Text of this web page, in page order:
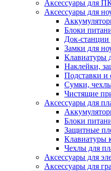
Аксессуары для
Аксессуары для
Блоки
Док-станции
Замки для
Клавиатуры
Наклейки,
Подставки и
Сумки,
Чистящие
Аксессуары для
Блоки
Защитные
Клавиатуры
Чехлы для
Аксессуары для
Аксессуары для